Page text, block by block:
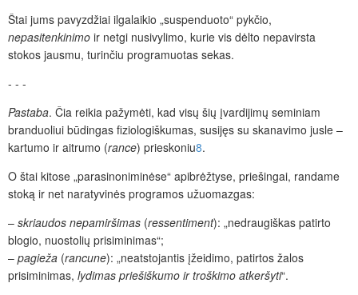
Štai jums pavyzdžiai ilgalaikio „suspenduoto“ pykčio,
nepasitenkinimo ir netgi nusivylimo, kurie vis dėlto nepavirsta
stokos jausmu, turinčiu programuotas sekas.
- - -
Pastaba. Čia reikia pažymėti, kad visų šių įvardijimų seminiam
branduoliui būdingas fiziologiškumas, susijęs su skanavimo jusle –
kartumo ir aitrumo (rance) prieskoniu8.
O štai kitose „parasinoniminėse“ apibrėžtyse, priešingai, randame
stoką ir net naratyvinės programos užuomazgas:
– skriaudos nepamiršimas (ressentiment): „nedraugiškas patirto
blogio, nuostolių prisiminimas“;
– pagieža (rancune): „neatstojantis įžeidimo, patirtos žalos
prisiminimas, lydimas priešiškumo ir troškimo atkeršyti“.